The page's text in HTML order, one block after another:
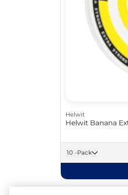
Helwit
Helwit Banana
10 -Pack